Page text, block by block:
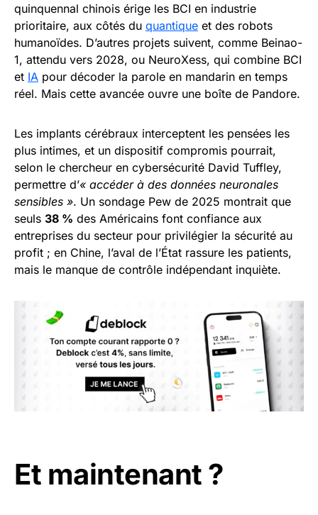
quinquennal chinois érige les BCI en industrie
prioritaire, aux côtés du quantique et des robots
humanoïdes. D’autres projets suivent, comme Beinao-
1, attendu vers 2028, ou NeuroXess, qui combine BCI
et IA pour décoder la parole en mandarin en temps
réel. Mais cette avancée ouvre une boîte de Pandore.
Les implants cérébraux interceptent les pensées les
plus intimes, et un dispositif compromis pourrait,
selon le chercheur en cybersécurité David Tuffley,
permettre d’« accéder à des données neuronales
sensibles ». Un sondage Pew de 2025 montrait que
seuls 38 % des Américains font confiance aux
entreprises du secteur pour privilégier la sécurité au
profit ; en Chine, l’aval de l’État rassure les patients,
mais le manque de contrôle indépendant inquiète.
Et maintenant ?